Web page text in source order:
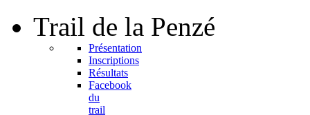
Trail de la Penzé
Présentation
Inscriptions
Résultats
Facebook
du
trail